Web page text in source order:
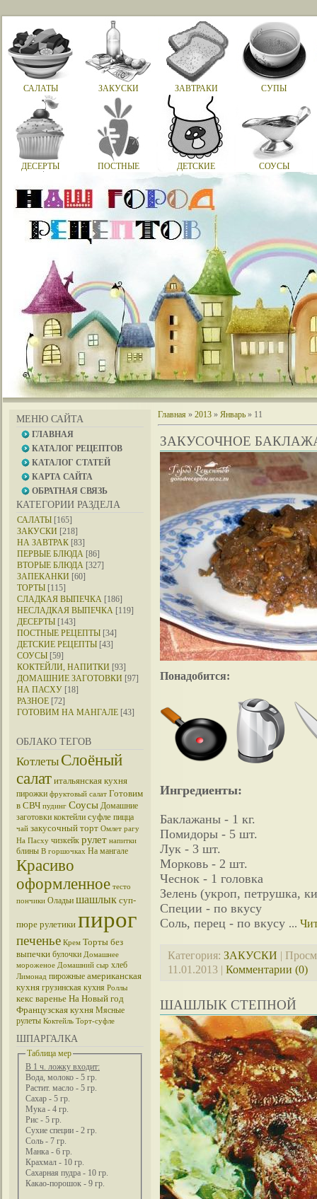
САЛАТЫ ЗАКУСКИ ЗАВТРАКИ СУПЫ
ДЕСЕРТЫ ПОСТНЫЕ ДЕТСКИЕ СОУСЫ
МЕНЮ САЙТА
ГЛАВНАЯ
КАТАЛОГ РЕЦЕПТОВ
КАТАЛОГ СТАТЕЙ
КАРТА САЙТА
ОБРАТНАЯ СВЯЗЬ
КАТЕГОРИИ РАЗДЕЛА
САЛАТЫ [165]
ЗАКУСКИ [218]
НА ЗАВТРАК [83]
ПЕРВЫЕ БЛЮДА [86]
ВТОРЫЕ БЛЮДА [327]
ЗАПЕКАНКИ [60]
ТОРТЫ [115]
СЛАДКАЯ ВЫПЕЧКА [186]
НЕСЛАДКАЯ ВЫПЕЧКА [119]
ДЕСЕРТЫ [143]
ПОСТНЫЕ РЕЦЕПТЫ [34]
ДЕТСКИЕ РЕЦЕПТЫ [43]
СОУСЫ [59]
КОКТЕЙЛИ, НАПИТКИ [93]
ДОМАШНИЕ ЗАГОТОВКИ [97]
НА ПАСХУ [18]
РАЗНОЕ [72]
ГОТОВИМ НА МАНГАЛЕ [43]
ОБЛАКО ТЕГОВ
Котлеты Слоёный
салат итальянская кухня
пирожки фруктовый салат Готовим
в СВЧ пудинг Соусы Домашние
заготовки коктейли суфле пицца
чай закусочный торт Омлет рагу
На Пасху чизкейк рулет напитки
блины В горшочках На мангале
Красиво
оформленное тесто
пончики Оладьи шашлык суп-
пюре рулетики пирог
печенье Крем Торты без
выпечки булочки Домашнее
мороженое Домашний сыр хлеб
Лимонад пирожные американская
кухня грузинская кухня Роллы
кекс варенье На Новый год
Французская кухня Мясные
рулеты Коктейль Торт-суфле
ШПАРГАЛКА
Таблица мер
В 1 ч. ложку входит:
Вода, молоко - 5 гр.
Растит. масло - 5 гр.
Сахар - 5 гр.
Мука - 4 гр.
Рис - 5 гр.
Сухие специи - 2 гр.
Соль - 7 гр.
Манка - 6 гр.
Крахмал - 10 гр.
Сахарная пудра - 10 гр.
Какао-порошок - 9 гр.
Главная » 2013 » Январь » 11
ЗАКУСОЧНОЕ
Понадобится:
Ингредиенты:
Баклажаны - 1 кг.
Помидоры - 5 шт.
Лук - 3 шт.
Морковь - 2 шт.
Чеснок - 1 головка
Зелень (укроп, петрушка,
Специи - по вкусу
Соль, перец - по вкусу ...
Категория: ЗАКУСКИ |
11.01.2013 | Комментарии (0)
ШАШЛЫК СТЕПНОЙ